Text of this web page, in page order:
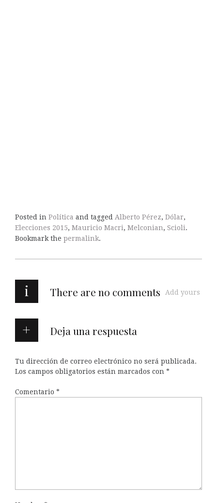
Posted in Política and tagged Alberto Pérez, Dólar,
Elecciones 2015, Mauricio Macri, Melconian, Scioli.
Bookmark the permalink.
i There are no comments Add yours
Deja una respuesta
Tu dirección de correo electrónico no será publicada.
Los campos obligatorios están marcados con *
Comentario *